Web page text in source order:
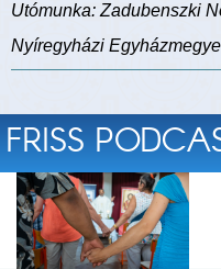
Utómunka: Zadubenszki
Nyíregyházi Egyházmegye
FRISS